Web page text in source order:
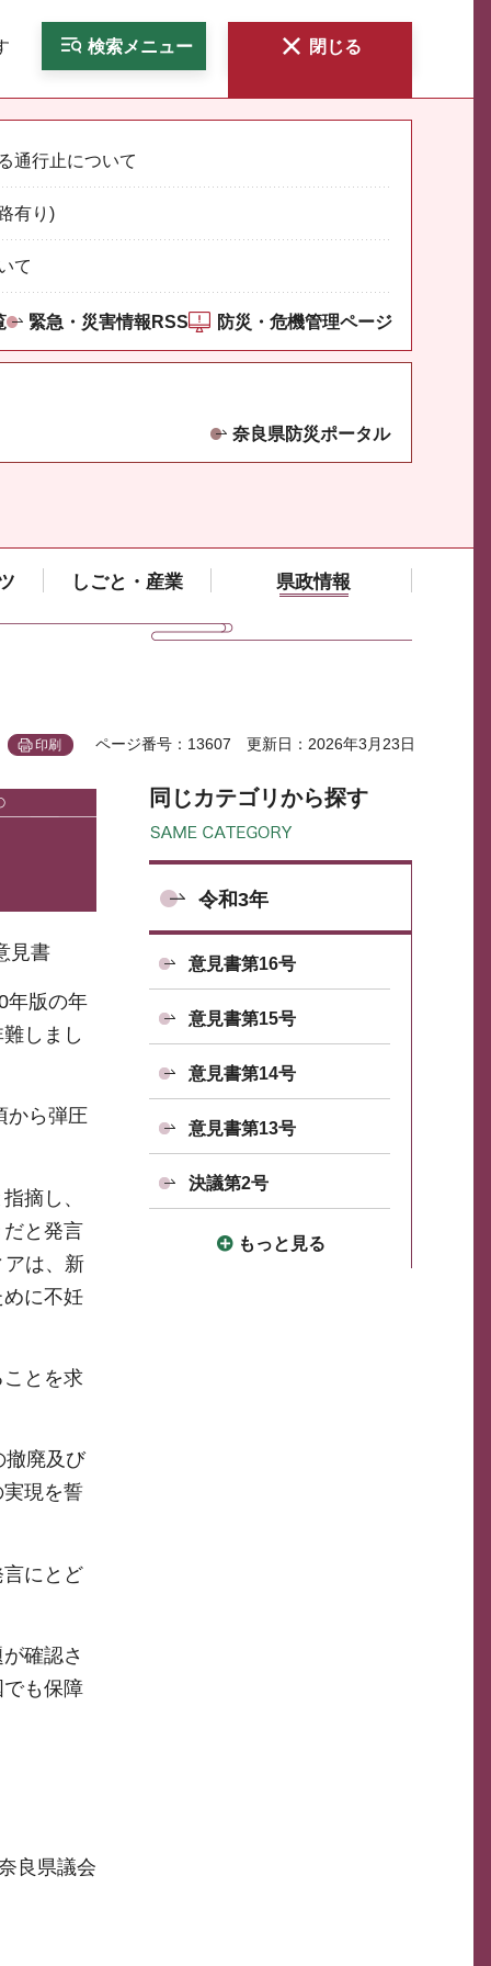
検索メニュー 閉じる
通行止について
有り)
て
緊急・災害情報RSS 防災・危機管理ページ
奈良県防災ポータル
しごと・産業 県政情報
印刷 ページ番号：13607 更新日：2026年3月23日
見書
年版の年
しまし
から弾圧
摘し、
と発言
アは、新
に不妊
とを求
撤廃及び
現を誓
にとど
確認さ
も保障
良県議会
同じカテゴリから探す
令和3年
意見書第16号
意見書第15号
意見書第14号
意見書第13号
決議第2号
もっと見る